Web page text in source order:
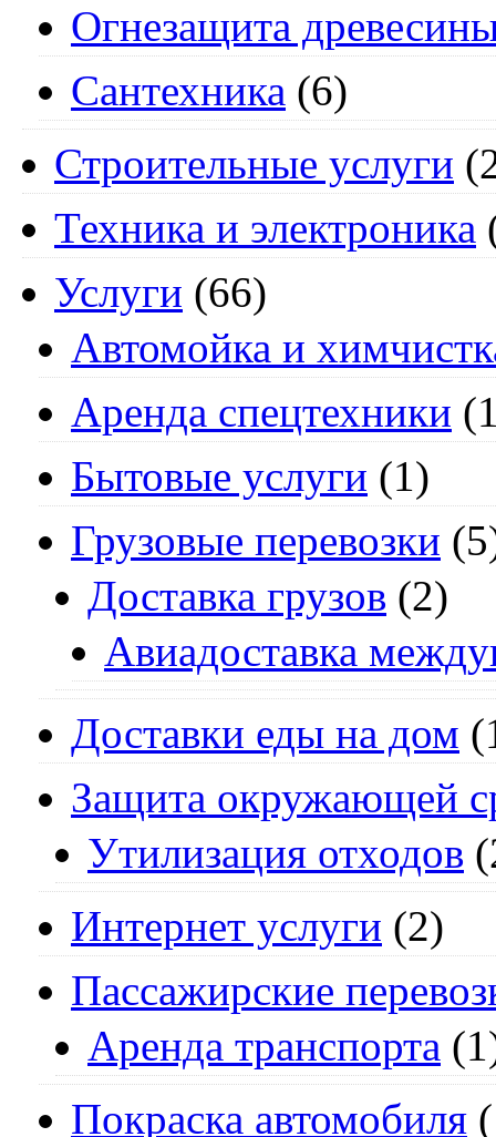
Огнезащита
Сантехника (6)
Строительные услуги
Техника и электроника
Услуги (66)
Автомойка и
Аренда спецтехники
Бытовые услуги (1)
Грузовые перевозки
Доставка грузов (2)
Авиадоставка
Доставки еды на дом
Защита окружающей
Утилизация отходов
Интернет услуги (2)
Пассажирские
Аренда транспорта
Покраска автомобиля